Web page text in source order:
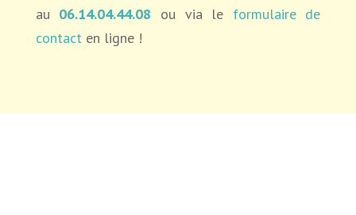
au 06.14.04.44.08 ou via le formulaire de
contacten ligne !